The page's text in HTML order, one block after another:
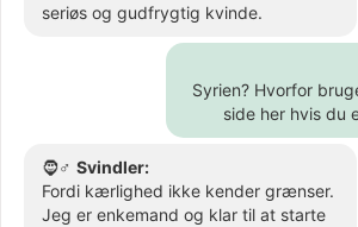
seriøs og gudfrygtig kvinde.
Syrien? Hvorfor
side her hvis du
🧔♂️ Svindler:
Fordi kærlighed ikke kender grænser.
Jeg er enkemand og klar til at starte